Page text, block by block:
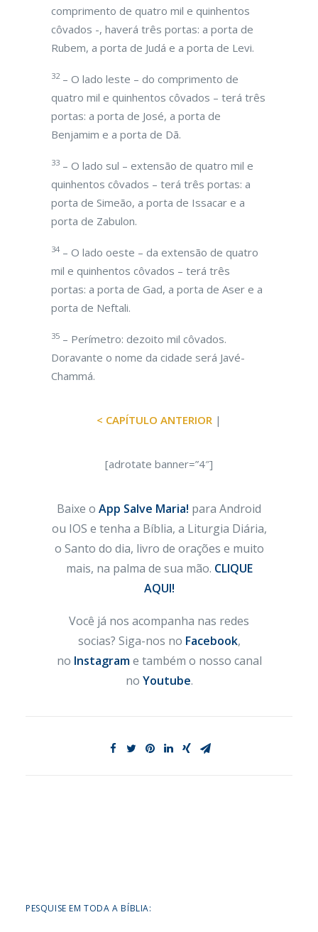
comprimento de quatro mil e quinhentos
côvados -, haverá três portas: a porta de
Rubem, a porta de Judá e a porta de Levi.
32– O lado leste – do comprimento de
quatro mil e quinhentos côvados – terá três
portas: a porta de José, a porta de
Benjamim e a porta de Dã.
33 – O lado sul – extensão de quatro mil e
quinhentos côvados – terá três portas: a
porta de Simeão, a porta de Issacar e a
porta de Zabulon.
34 – O lado oeste – da extensão de quatro
mil e quinhentos côvados – terá três
portas: a porta de Gad, a porta de Aser e a
porta de Neftali.
35 – Perímetro: dezoito mil côvados.
Doravante o nome da cidade será Javé-
Chammá.
< CAPÍTULO ANTERIOR |
[adrotate banner=”4″]
Baixe o App Salve Maria! para Android
ou IOS e tenha a Bíblia, a Liturgia Diária,
o Santo do dia, livro de orações e muito
mais, na palma de sua mão. CLIQUE
AQUI!
Você já nos acompanha nas redes
socias? Siga-nos no Facebook,
no Instagrame também o nosso canal
no Youtube.
PESQUISE EM TODA A BÍBLIA: